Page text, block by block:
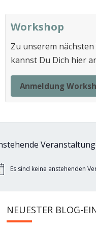
Workshop
Zu unserem
kannst Du Dich hier
Anmeldung
Es sind keine anstehenden
NEUESTER BLOG-